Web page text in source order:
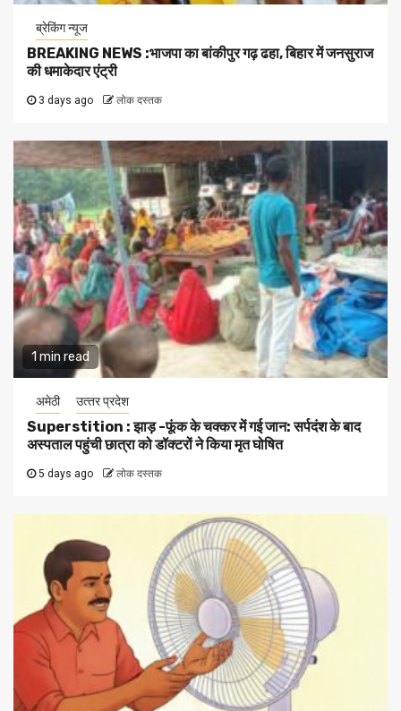
ब्रेकिंग न्यूज
BREAKING NEWS :भाजपा का बांकीपुर गढ़ ढहा, बिहार में जनसुराज
की धमाकेदार एंट्री
3 days ago लोक दस्तक
1 min read
अमेठी उत्‍तर प्रदेश
Superstition : झाड़ -फूंक के चक्कर में गई जान: सर्पदंश के बाद
अस्पताल पहुंची छात्रा को डॉक्टरों ने किया मृत घोषित
5 days ago लोक दस्तक